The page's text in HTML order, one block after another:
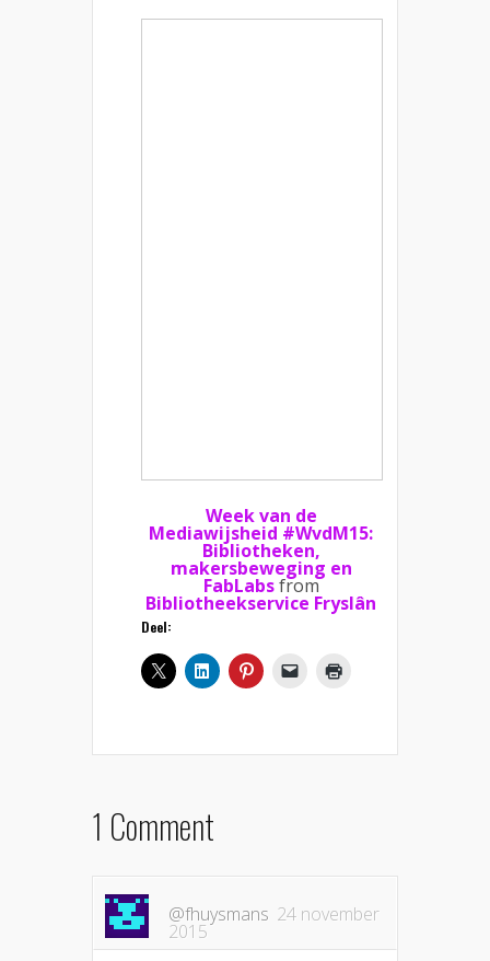
Week van de
Mediawijsheid #WvdM15:
Bibliotheken,
makersbeweging en
FabLabs from
Bibliotheekservice Fryslân
Deel:
1 Comment
@fhuysmans 24 november
2015